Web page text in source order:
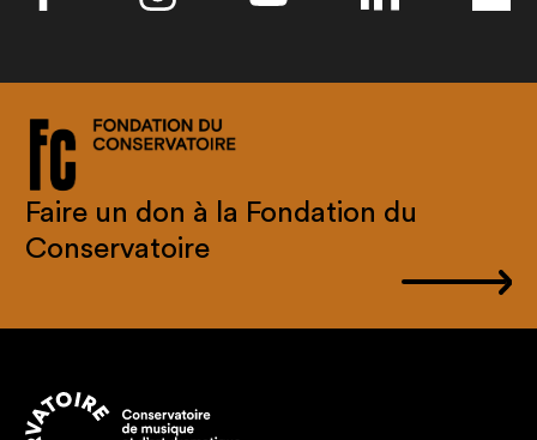
Faire un don à la Fondation du
Conservatoire